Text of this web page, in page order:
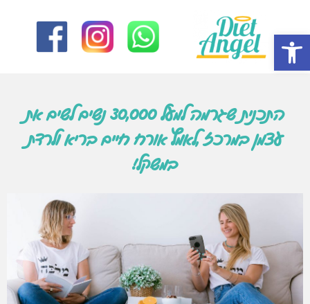
פתח סרגל נגישות
התכנית שגרמה למעל 30,000 נשים לשים את
עצמן במרכז ,לאמץ אורח חיים בריא ולרדת
במשקל!